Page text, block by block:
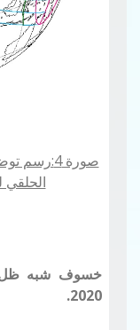
صورة
الحلقي
خسوف شبه ظل
2020.